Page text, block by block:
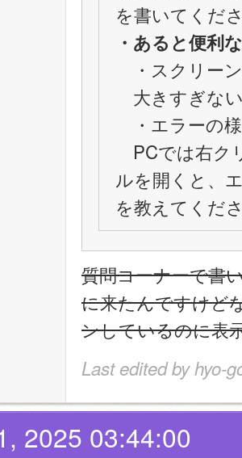
を書いてくだ
・あると便利
・スクリー
大きすぎな
・エラーの
PCでは右ク
ルを開くと、
を教えてくだ
質問コーナーで書
に来たんですけど
ンしているのに表
Last edited by hyo-
2025 03:44:00